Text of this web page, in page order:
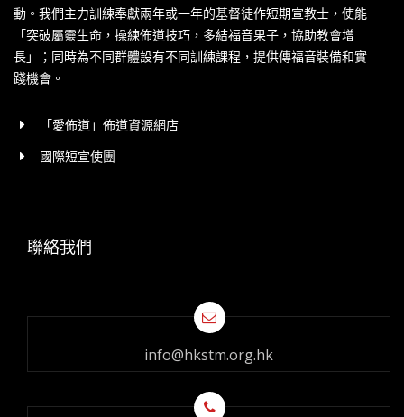
動。我們主力訓練奉獻兩年或一年的基督徒作短期宣教士，使能
「突破屬靈生命，操練佈道技巧，多結福音果子，協助教會增
長」；同時為不同群體設有不同訓練課程，提供傳福音裝備和實
踐機會。
「愛佈道」佈道資源網店
國際短宣使團
聯絡我們
info@hkstm.org.hk